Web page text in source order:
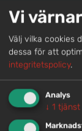
GÅNGBRO MED
Vi
Välj vilka cookies
dessa för att
integritetspolicy.
Analys
↓ 1 tjänst